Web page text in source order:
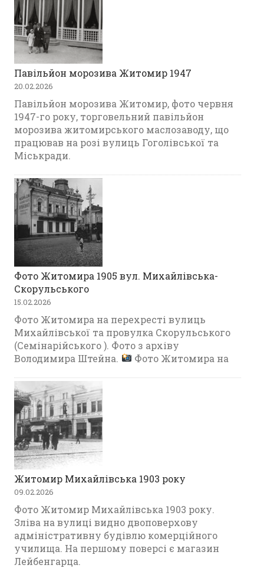
Павільйон морозива Житомир 1947
20.02.2026
Павільйон морозива Житомир, фото червня
1947-го року, торговельний павільйон
морозива житомирського маслозаводу, що
працював на розі вулиць Гоголівської та
Міськради.
Фото Житомира 1905 вул. Михайлівська-
Скорульського
15.02.2026
Фото Житомира на перехресті вулиць
Михайлівської та провулка Скорульського
(Семінарійського ). Фото з архіву
Володимира Штейна.
Фото Житомира на
Житомир Михайлівська 1903 року
09.02.2026
Фото Житомир Михайлівська 1903 року.
Зліва на вулиці видно двоповерхову
адміністративну будівлю комерційного
училища. На першому поверсі є магазин
Лейбенгарца.